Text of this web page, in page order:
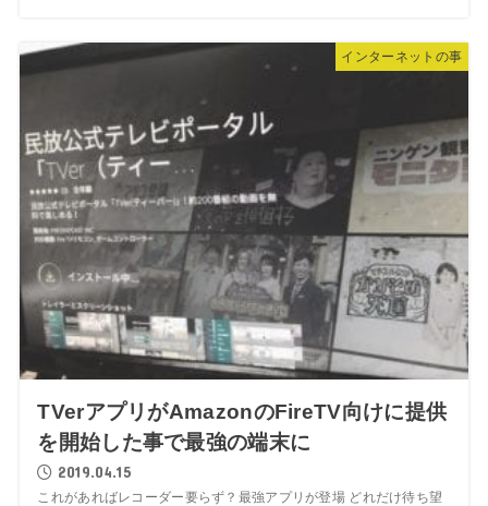
インターネットの事
TVerアプリがAmazonのFireTV向けに提供
を開始した事で最強の端末に
2019.04.15
これがあればレコーダー要らず？最強アプリが登場 どれだけ待ち望